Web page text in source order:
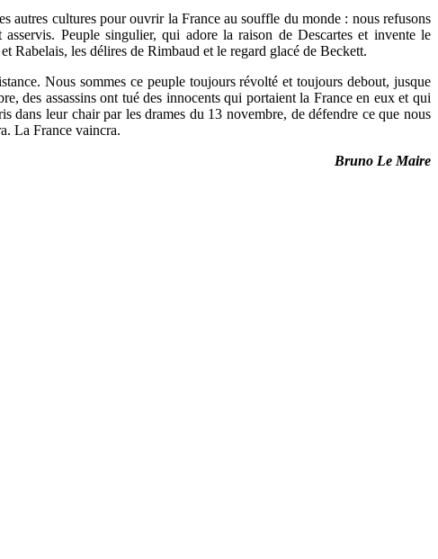
autres cultures pour ouvrir la France au souffle du monde : nous refusons
Peuple singulier, qui adore la raison de Descartes et invente le
Rabelais, les délires de Rimbaud et le regard glacé de Beckett.
Nous sommes ce peuple toujours révolté et toujours debout, jusque
des assassins ont tué des innocents qui portaient la France en eux et qui
dans leur chair par les drames du 13 novembre, de défendre ce que nous
La France vaincra.
Bruno Le Maire